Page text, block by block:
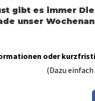
gibt es immer
unser
oder
(Dazu